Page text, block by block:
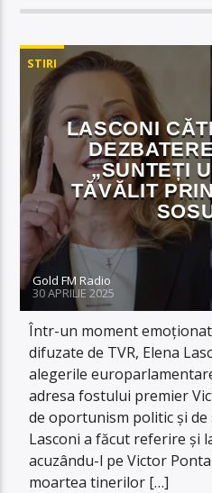
STIRI
LASCONI
„SUNTEȚI
TĂVĂLIT
Gold FM Radio
30 APRILIE 2025
Într-un moment
difuzate de TVR, Elena
alegerile
adresa fostului premier
de oportunism politic și de
Lasconi a făcut referire și
acuzându-l pe Victor
moartea tinerilor […]